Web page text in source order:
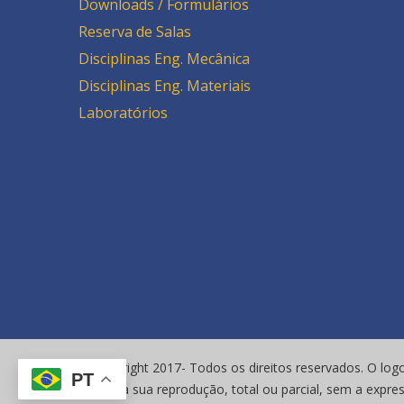
Downloads / Formulários
Reserva de Salas
Disciplinas Eng. Mecânica
Disciplinas Eng. Materiais
Laboratórios
© Copyright 2017- Todos os direitos reservados. O
vetada a sua reprodução, total ou parcial, sem a
PT